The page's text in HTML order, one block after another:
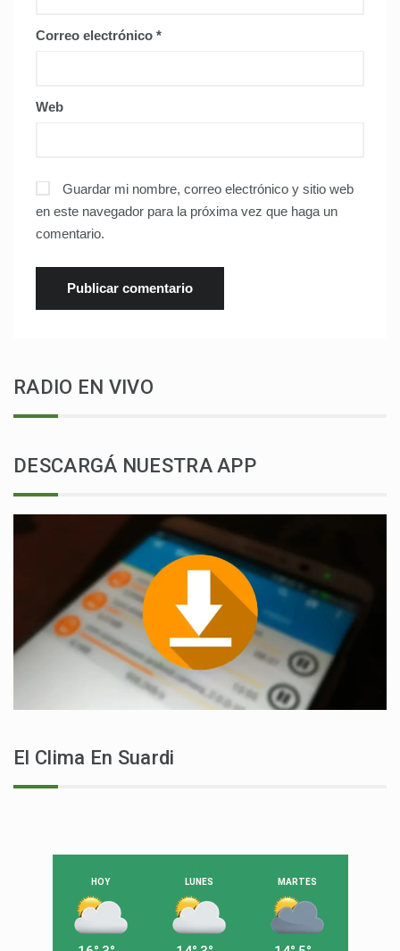
Correo electrónico *
Web
Guardar mi nombre, correo electrónico y sitio web
en este navegador para la próxima vez que haga un
comentario.
RADIO EN VIVO
DESCARGÁ NUESTRA APP
El Clima En Suardi